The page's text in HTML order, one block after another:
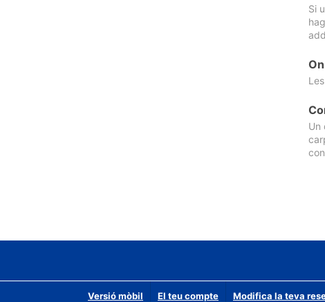
Si
Un
Versió mòbil El teu compte Modifica la teva